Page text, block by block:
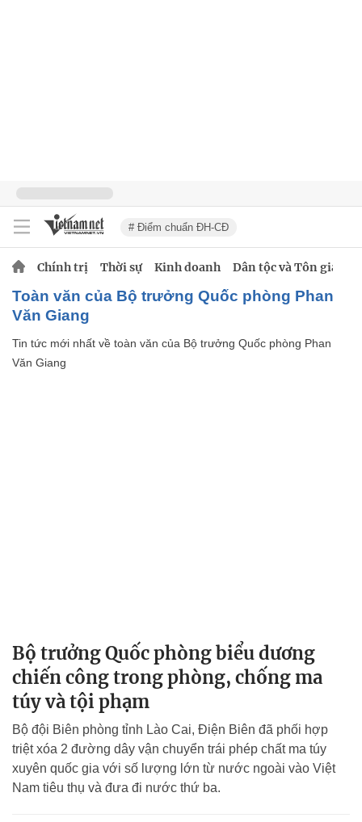
# Điểm chuẩn ĐH-CĐ
Chính trị Thời sự Kinh doanh Dân tộc và Tôn giáo
toàn văn của Bộ trưởng Quốc phòng Phan
Văn Giang
Tin tức mới nhất về toàn văn của Bộ trưởng Quốc phòng Phan
Văn Giang
Bộ trưởng Quốc phòng biểu dương
chiến công trong phòng, chống ma
túy và tội phạm
Bộ đội Biên phòng tỉnh Lào Cai, Điện Biên đã phối hợp
triệt xóa 2 đường dây vận chuyển trái phép chất ma túy
xuyên quốc gia với số lượng lớn từ nước ngoài vào Việt
Nam tiêu thụ và đưa đi nước thứ ba.